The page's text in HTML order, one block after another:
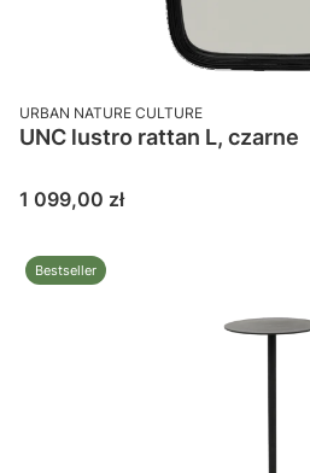
PRODUCENT
URBAN NATURE CULTURE
UNC lustro rattan L, czarne
Cena
1 099,00 zł
Bestseller